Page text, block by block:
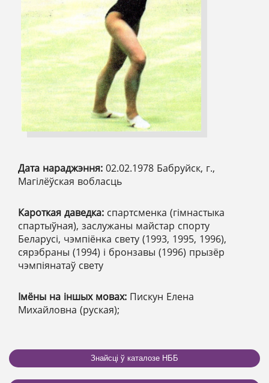
Дата нараджэння: 02.02.1978 Бабруйск, г.,
Магілёўская вобласць
Кароткая даведка: спартсменка (гімнастыка
спартыўная), заслужаны майстар спорту
Беларусі, чэмпіёнка свету (1993, 1995, 1996),
сярэбраны (1994) і бронзавы (1996) прызёр
чэмпіянатаў свету
Імёны на іншых мовах: Пискун Елена
Михайловна (руская);
Знайсці ў каталозе НББ